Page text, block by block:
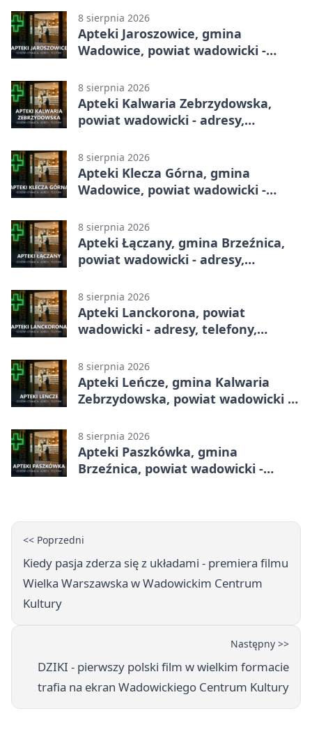
8 sierpnia 2026
Apteki Jaroszowice, gmina
Wadowice, powiat wadowicki -
8 sierpnia 2026
Apteki Kalwaria Zebrzydowska,
powiat wadowicki - adresy,
8 sierpnia 2026
Apteki Klecza Górna, gmina
Wadowice, powiat wadowicki -
8 sierpnia 2026
Apteki Łączany, gmina Brzeźnica,
powiat wadowicki - adresy,
8 sierpnia 2026
Apteki Lanckorona, powiat
wadowicki - adresy, telefony,
8 sierpnia 2026
Apteki Leńcze, gmina Kalwaria
Zebrzydowska, powiat wadowicki -
8 sierpnia 2026
Apteki Paszkówka, gmina
Brzeźnica, powiat wadowicki -
<< Poprzedni
Kiedy pasja zderza się z układami - premiera filmu
Wielka Warszawska w Wadowickim Centrum
Kultury
Następny >>
DZIKI - pierwszy polski film w wielkim formacie
trafia na ekran Wadowickiego Centrum Kultury